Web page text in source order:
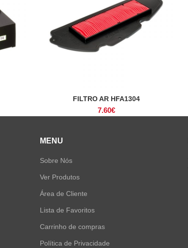
ADICIONAR
FILTRO AR HFA1304
7.60€
MENU
Sobre Nós
Ver Produtos
Área de Cliente
Lista de Favoritos
Carrinho de compras
Política de Privacidade